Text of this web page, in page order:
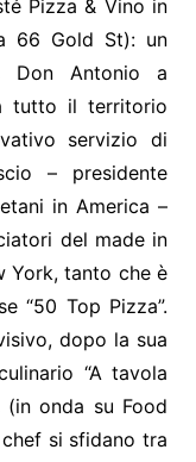
Pizza & Vino in
66 Gold St): un
Don Antonio a
tutto il territorio
servizio di
– presidente
in America –
del made in
York, tanto che è
“50 Top Pizza”.
dopo la sua
“A tavola
(in onda su Food
si sfidano tra